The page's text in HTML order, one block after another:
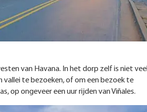
van Havana. In het dorp zelf is niet veel
vallei te bezoeken, of om een bezoek te
op ongeveer een uur rijden van Viñales.